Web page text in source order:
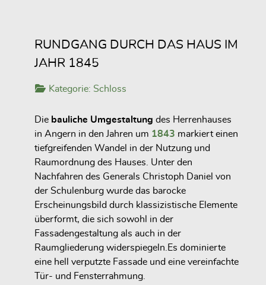
RUNDGANG DURCH DAS HAUS IM
JAHR 1845
Kategorie: Schloss
Die bauliche Umgestaltung des Herrenhauses
in Angern in den Jahren um 1843 markiert einen
tiefgreifenden Wandel in der Nutzung und
Raumordnung des Hauses. Unter den
Nachfahren des Generals Christoph Daniel von
der Schulenburg wurde das barocke
Erscheinungsbild durch klassizistische Elemente
überformt, die sich sowohl in der
Fassadengestaltung als auch in der
Raumgliederung widerspiegeln.Es dominierte
eine hell verputzte Fassade und eine vereinfachte
Tür- und Fensterrahmung.